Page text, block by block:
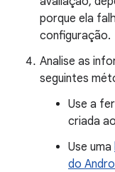
porque ela
configuração.
Analise as
seguintes
Use a
criada
Use uma
do